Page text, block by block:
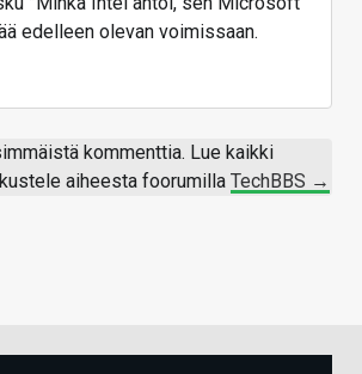
millään kehnommalla
edelleen olevan voimissaan.
kommenttia. Lue kaikki
aiheesta foorumilla TechBBS →